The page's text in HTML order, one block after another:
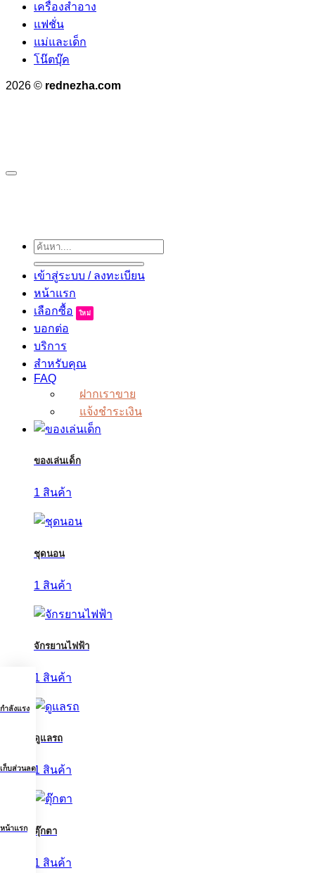
เครื่องสำอาง
แฟชั่น
แม่และเด็ก
โน๊ตบุ๊ค
กำลังแรง
เก็บส่วนลด
หน้าแรก
2026 © rednezha.com
ค้นหา:
เข้าสู่ระบบ / ลงทะเบียน
หน้าแรก
เลือกซื้อ
บอกต่อ
บริการ
สำหรับคุณ
FAQ
ฝากเราขาย
แจ้งชำระเงิน
ของเล่นเด็ก
1 สินค้า
ชุดนอน
1 สินค้า
จักรยานไฟฟ้า
1 สินค้า
ดูแลรถ
1 สินค้า
ตุ๊กตา
1 สินค้า